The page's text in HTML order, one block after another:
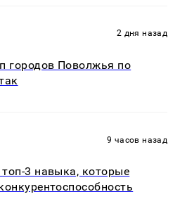
2 дня назад
городов Поволжья по
9 часов назад
3 навыка, которые